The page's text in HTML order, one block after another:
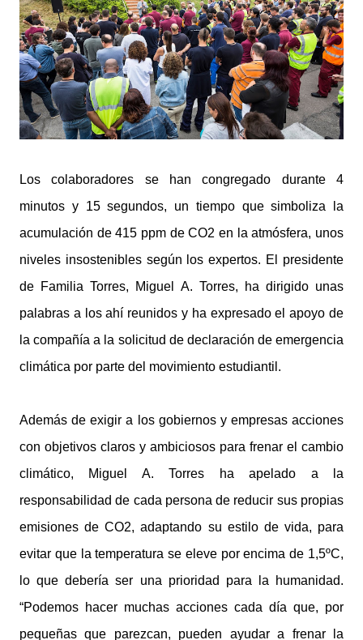
Los colaboradores se han congregado durante 4
minutos y 15 segundos, un tiempo que simboliza la
acumulación de 415 ppm de CO2 en la atmósfera, unos
niveles insostenibles según los expertos. El presidente
de Familia Torres, Miguel A. Torres, ha dirigido unas
palabras a los ahí reunidos y ha expresado el apoyo de
la compañía a la solicitud de declaración de emergencia
climática por parte del movimiento estudiantil.
Además de exigir a los gobiernos y empresas acciones
con objetivos claros y ambiciosos para frenar el cambio
climático, Miguel A. Torres ha apelado a la
responsabilidad de cada persona de reducir sus propias
emisiones de CO2, adaptando su estilo de vida, para
evitar que la temperatura se eleve por encima de 1,5ºC,
lo que debería ser una prioridad para la humanidad.
“Podemos hacer muchas acciones cada día que, por
pequeñas que parezcan, pueden ayudar a frenar la